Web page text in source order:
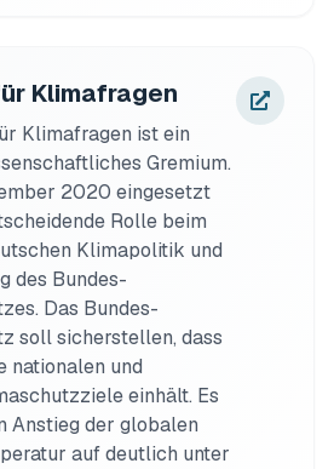
Klimafragen
Klimafragen ist ein
Gremium.
2020 eingesetzt
Rolle beim
Klimapolitik und
des Bundes-
Das Bundes-
soll sicherstellen, dass
nationalen und
einhält. Es
Anstieg der globalen
auf deutlich unter